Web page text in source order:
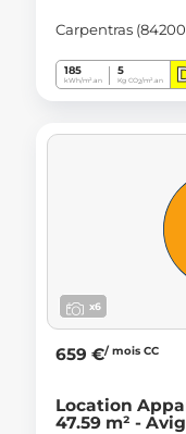
Carpentras
185
kWh/m².an
5
Kg CO2/m².an
x6
659 €/ mois CC
Location
47.59 m² -